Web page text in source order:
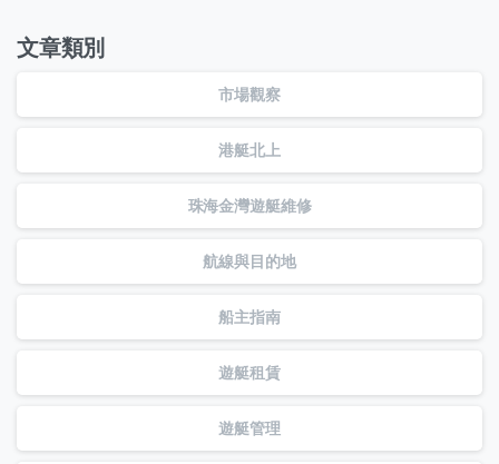
文章類別
市場觀察
港艇北上
珠海金灣遊艇維修
航線與目的地
船主指南
遊艇租賃
遊艇管理